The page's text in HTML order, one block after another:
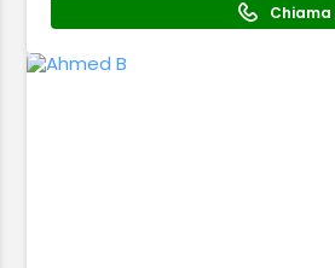
Chiama